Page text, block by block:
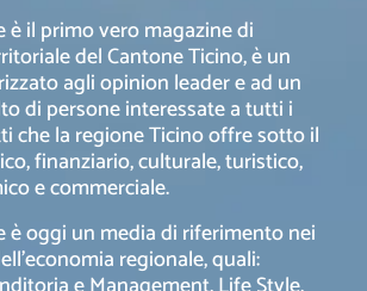
è il primo vero magazine di
del Cantone Ticino, è un
agli opinion leader e ad un
di persone interessate a tutti i
che la regione Ticino offre sotto il
finanziario, culturale, turistico,
e commerciale.
è oggi un media di riferimento nei
regionale, quali: